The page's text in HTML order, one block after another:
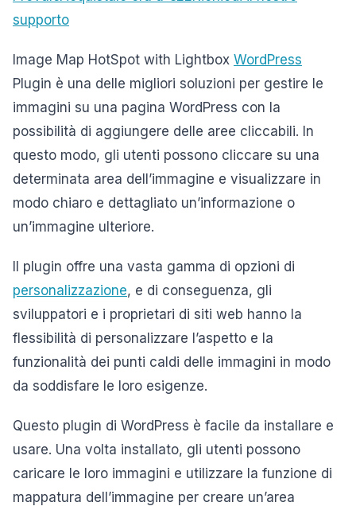
supporto
Image Map HotSpot with Lightbox WordPress
Plugin è una delle migliori soluzioni per gestire le
immagini su una pagina WordPress con la
possibilità di aggiungere delle aree cliccabili. In
questo modo, gli utenti possono cliccare su una
determinata area dell’immagine e visualizzare in
modo chiaro e dettagliato un’informazione o
un’immagine ulteriore.
Il plugin offre una vasta gamma di opzioni di
personalizzazione, e di conseguenza, gli
sviluppatori e i proprietari di siti web hanno la
flessibilità di personalizzare l’aspetto e la
funzionalità dei punti caldi delle immagini in modo
da soddisfare le loro esigenze.
Questo plugin di WordPress è facile da installare e
usare. Una volta installato, gli utenti possono
caricare le loro immagini e utilizzare la funzione di
mappatura dell’immagine per creare un’area